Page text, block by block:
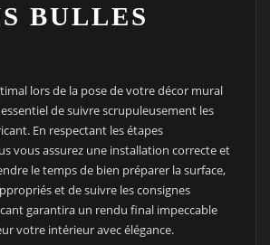
BULLES
lors de la pose de votre décor mural
de suivre scrupuleusement les
En respectant les étapes
vous assurez une installation correcte et
le temps de bien préparer la surface,
et de suivre les consignes
garantira un rendu final impeccable
votre intérieur avec élégance.